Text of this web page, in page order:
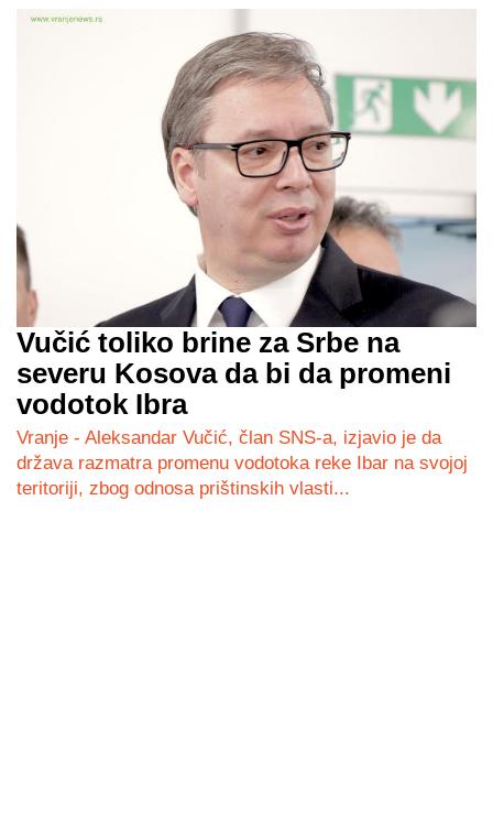
Vučić toliko brine za Srbe na
severu Kosova da bi da promeni
vodotok Ibra
Vranje - Aleksandar Vučić, član SNS-a, izjavio je da
država razmatra promenu vodotoka reke Ibar na svojoj
teritoriji, zbog odnosa prištinskih vlasti...